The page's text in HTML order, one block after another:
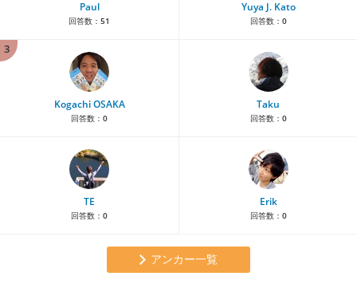
Paul
回答数： 51
Yuya J. Kato
回答数： 0
3
Kogachi OSAKA
回答数： 0
Taku
回答数： 0
TE
回答数： 0
Erik
回答数： 0
アンカー一覧